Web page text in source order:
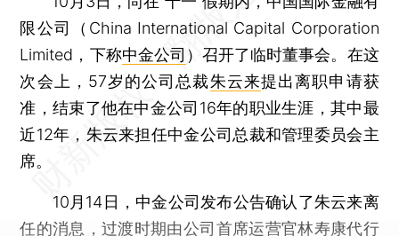
限公司（China International Capital Corporation
Limited，下称中金公司 ）召开了临时董事会。在这
次会上，57岁的公司总裁朱云来提出离职申请获
准，结束了他在中金公司16年的职业生涯，其中最
近12年，朱云来担任中金公司总裁和管理委员会主
席。
10月14日，中金公司发布公告确认了朱云来离
任的消息，过渡时期由公司首席运营官林寿康代行